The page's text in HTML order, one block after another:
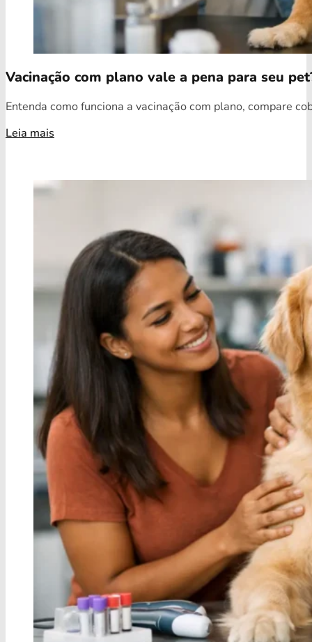
Vacinação com plano vale a pena para seu
Entenda como funciona a vacinação com plano, compare
Leia mais